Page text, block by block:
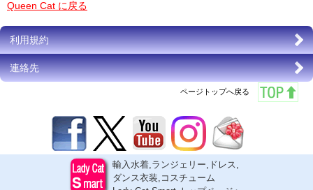
Queen Cat に戻る
利用規約
連絡先
ページトップへ戻る
輸入水着,ランジェリー,ドレス,
ダンス衣装,コスチューム